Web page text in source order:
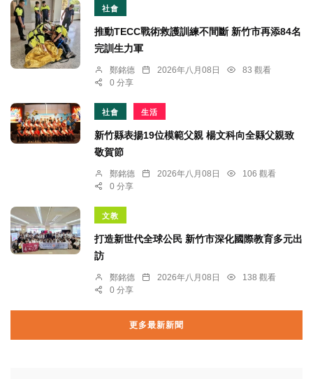
社會
推動TECC戰術救護訓練不間斷 新竹市再添84名
完訓生力軍
鄭銘德 2026年八月08日
83 觀看
0 分享
社會 生活
新竹縣表揚19位模範父親 楊文科向全縣父親致
敬賀節
鄭銘德 2026年八月08日
106 觀看
0 分享
文教
打造新世代全球公民 新竹市深化國際教育多元出
訪
鄭銘德 2026年八月08日
138 觀看
0 分享
更多最新新聞